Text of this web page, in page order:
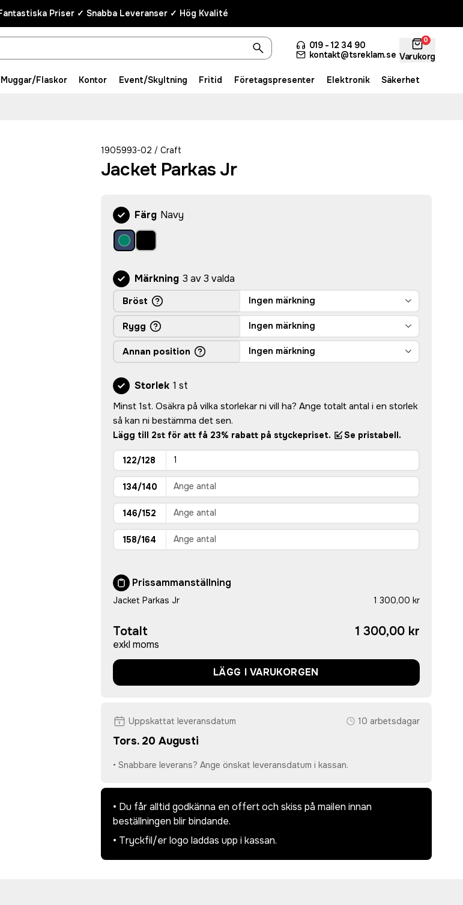
Priser ✓ Snabba Leveranser ✓ Hög Kvalité
019 - 12 34 90
kontakt@tsreklam.se
0
Varukorg
Muggar/Flaskor Kontor Event/Skyltning Fritid Företagspresenter Elektronik Säkerhet
1905993-02 / Craft
Jacket Parkas Jr
Färg Navy
Märkning 3 av 3 valda
Bröst Ingen märkning
Rygg Ingen märkning
Annan position Ingen märkning
Storlek 1 st
Minst 1st. Osäkra på vilka storlekar ni vill ha? Ange totalt antal i en storlek
så kan ni bestämma det sen.
Lägg till 2st för att få 23% rabatt på styckepriset. Se pristabell.
122/128
134/140
146/152
158/164
Prissammanställning
Jacket Parkas Jr 1 300,00 kr
Totalt
exkl moms
1 300,00 kr
LÄGG I VARUKORGEN
Uppskattat leveransdatum 10 arbetsdagar
Tors. 20 Augusti
• Snabbare leverans? Ange önskat leveransdatum i kassan.
• Du får alltid godkänna en offert och skiss på mailen innan
beställningen blir bindande.
• Tryckfil/er logo laddas upp i kassan.